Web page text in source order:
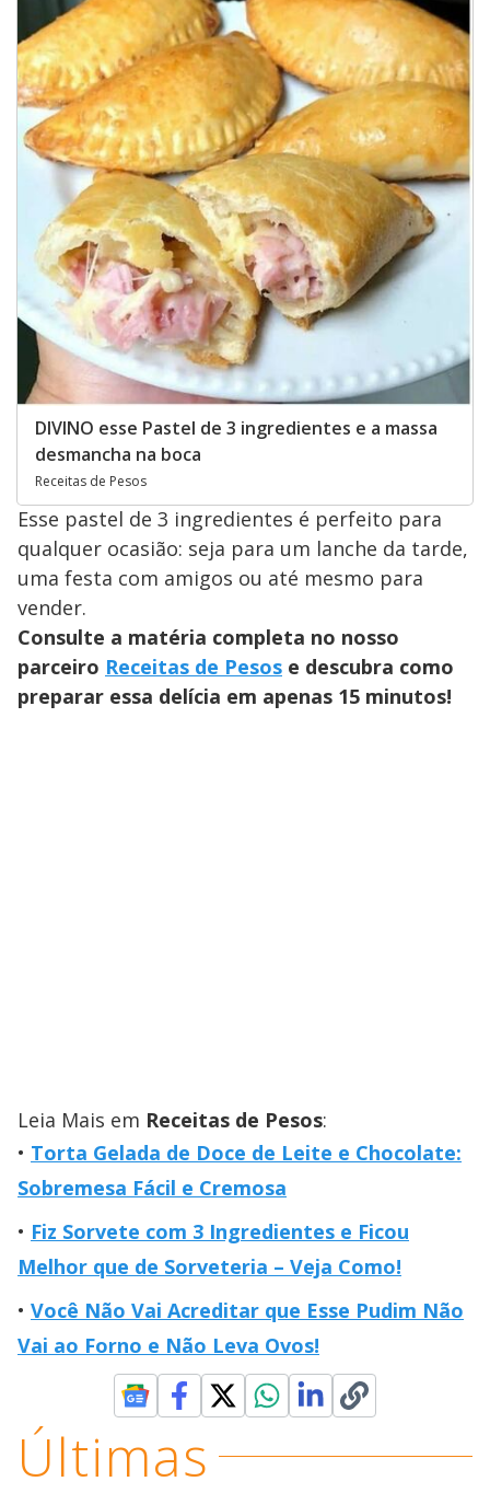
DIVINO esse Pastel de 3 ingredientes e a massa
desmancha na boca
Receitas de Pesos
Esse pastel de 3 ingredientes é perfeito para
qualquer ocasião: seja para um lanche da tarde,
uma festa com amigos ou até mesmo para
vender.
Consulte a matéria completa no nosso
parceiro Receitas de Pesos e descubra como
preparar essa delícia em apenas 15 minutos!
Leia Mais em Receitas de Pesos:
Torta Gelada de Doce de Leite e Chocolate:
Sobremesa Fácil e Cremosa
Fiz Sorvete com 3 Ingredientes e Ficou
Melhor que de Sorveteria – Veja Como!
Você Não Vai Acreditar que Esse Pudim Não
Vai ao Forno e Não Leva Ovos!
Últimas